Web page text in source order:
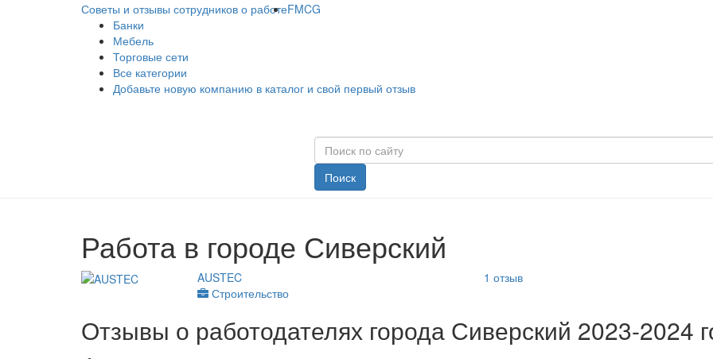
Советы и отзывы сотрудников о работеFMCG
Банки
Мебель
Торговые сети
Все категории
Добавьте новую компанию в каталог и свой первый отзыв
Поиск
Работа в городе Сиверский
AUSTEC
Строительство
1 отзыв
Отзывы о работодателях города Сиверский 2023-2024